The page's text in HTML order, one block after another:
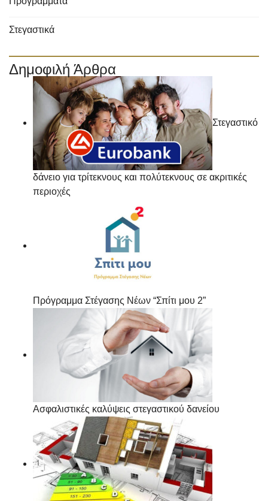
Στεγαστικά
Δημοφιλή Άρθρα
Στεγαστικό
δάνειο για τρίτεκνους και πολύτεκνους σε ακριτικές
περιοχές
Πρόγραμμα Στέγασης Νέων “Σπίτι μου 2”
Ασφαλιστικές καλύψεις στεγαστικού δανείου